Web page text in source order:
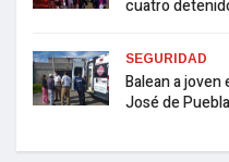
cuatro
SEGURIDAD
Balean a
José de